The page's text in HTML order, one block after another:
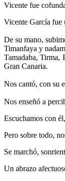
Vicente fue
Vicente García
De su mano,
Timanfaya y
Tamadaba, Tirma,
Gran Canaria.
Nos cantó, con su
Nos enseñó a
Escuchamos con
Pero sobre todo,
Se marchó,
Un abrazo